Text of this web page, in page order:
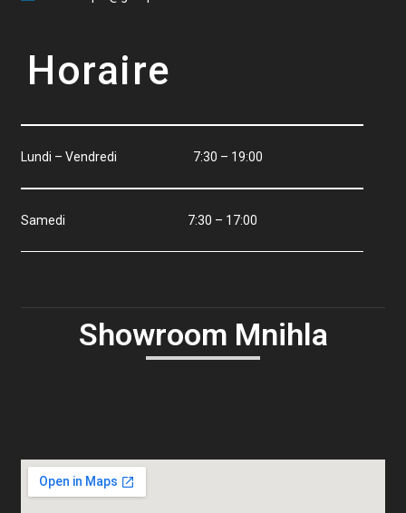
Horaire
Lundi – Vendredi 7:30 – 19:00
Samedi 7:30 – 17:00
Showroom Mnihla